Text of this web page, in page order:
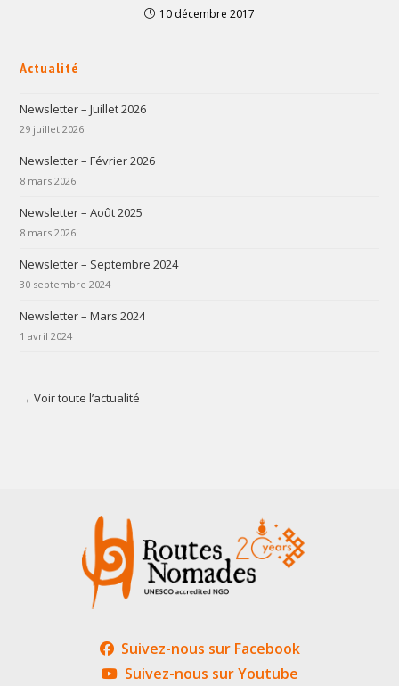
10 décembre 2017
Actualité
Newsletter – Juillet 2026
29 juillet 2026
Newsletter – Février 2026
8 mars 2026
Newsletter – Août 2025
8 mars 2026
Newsletter – Septembre 2024
30 septembre 2024
Newsletter – Mars 2024
1 avril 2024
→ Voir toute l’actualité
Suivez-nous sur Facebook
Suivez-nous sur Youtube